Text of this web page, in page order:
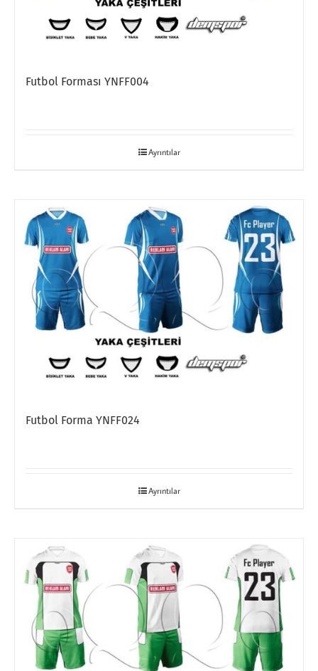
Futbol Forması YNFF004
Ayrıntılar
Futbol Forma YNFF024
Ayrıntılar